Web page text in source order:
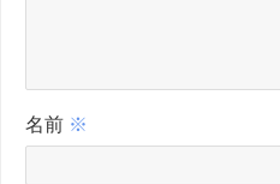
名前 ※